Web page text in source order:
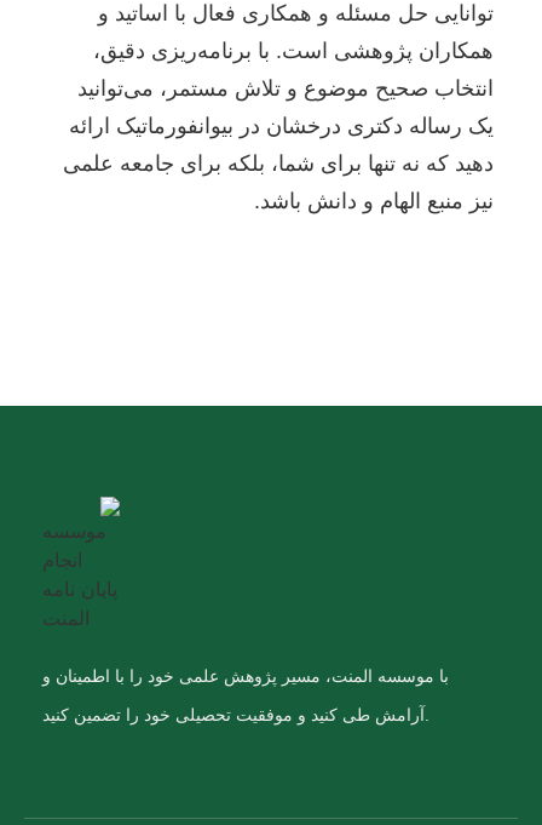
توانایی حل مسئله و همکاری فعال با اساتید و
همکاران پژوهشی است. با برنامه‌ریزی دقیق،
انتخاب صحیح موضوع و تلاش مستمر، می‌توانید
یک رساله دکتری درخشان در بیوانفورماتیک ارائه
دهید که نه تنها برای شما، بلکه برای جامعه علمی
نیز منبع الهام و دانش باشد.
با موسسه المنت، مسیر پژوهش علمی خود را با اطمینان و